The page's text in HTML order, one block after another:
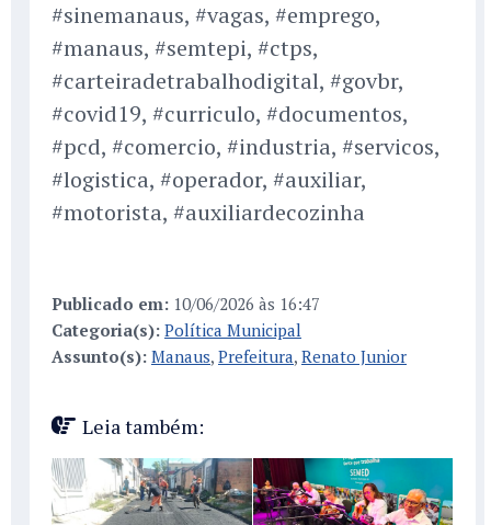
#sinemanaus, #vagas, #emprego,
#manaus, #semtepi, #ctps,
#carteiradetrabalhodigital, #govbr,
#covid19, #curriculo, #documentos,
#pcd, #comercio, #industria, #servicos,
#logistica, #operador, #auxiliar,
#motorista, #auxiliardecozinha
Publicado em: 10/06/2026 às 16:47
Categoria(s): Política Municipal
Assunto(s): Manaus, Prefeitura, Renato Junior
Leia também: